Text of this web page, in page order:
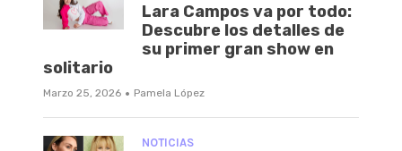
Lara Campos va por todo:
Descubre los detalles de
su primer gran show en
solitario
Marzo 25, 2026 · Pamela López
NOTICIAS